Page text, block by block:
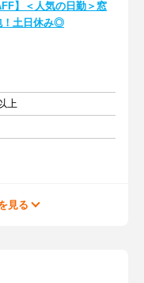
】＜人気の日勤＞窓
！土日休み◎
上
見る